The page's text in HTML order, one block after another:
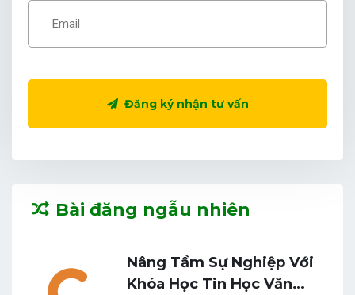
Đăng ký nhận tư vấn
Bài đăng ngẫu nhiên
Nâng Tầm Sự Nghiệp Với
Khóa Học Tin Học Văn